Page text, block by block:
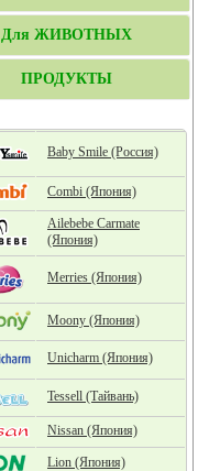
Для ЖИВОТНЫХ
ПРОДУКТЫ
Baby Smile (Россия)
Combi (Япония)
Ailebebe Carmate
(Япония)
Merries (Япония)
Moony (Япония)
Unicharm (Япония)
Tessell (Тайвань)
Nissan (Япония)
Lion (Япония)